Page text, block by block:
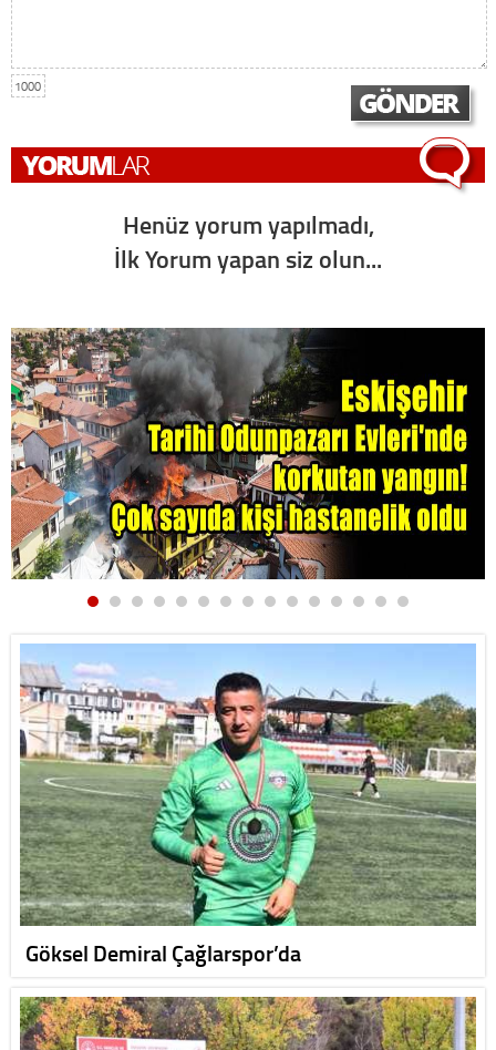
1000
Henüz yorum yapılmadı,
İlk Yorum yapan siz olun...
Göksel Demiral Çağlarspor’da